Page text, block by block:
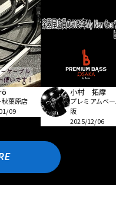
秋葉原店
09
小村 拓摩
プレミアムベ
阪
2025/12/06